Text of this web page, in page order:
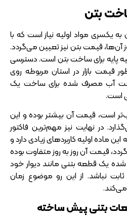
بتن
یکسری مواد اولیه نیاز است که با
آن‌ها، قیمت بتن نیز تعیین می‌گردد.
پایه برای ساخت بتن است. دسترسی
قیمت بازار در استان مربوطه روی
آب مصرف شده برای ساخت یک
است.
است، قیمت آن بیشتر بوده و این
در نهایت نیز مهم‌ترین فاکتور
ماده اولیه کاربردهای زیادی دارد و
قیمت آن روز به روز متفاوت بوده
یک قطعه بتنی مانند دیوار خود
نباشد. از این رو موضوع زمان
بتنی پیش ساخته